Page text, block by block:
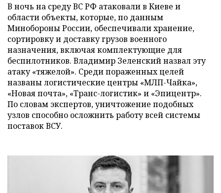
В ночь на среду ВС РФ атаковали в Киеве и
области объекты, которые, по данным
Минобороны России, обеспечивали хранение,
сортировку и доставку грузов военного
назначения, включая комплектующие для
беспилотников. Владимир Зеленский назвал эту
атаку «тяжелой». Среди пораженных целей
названы логистические центры «МЛП-Чайка»,
«Новая почта», «Транс-логистик» и «Эпицентр».
По словам экспертов, уничтожение подобных
узлов способно осложнить работу всей системы
поставок ВСУ.